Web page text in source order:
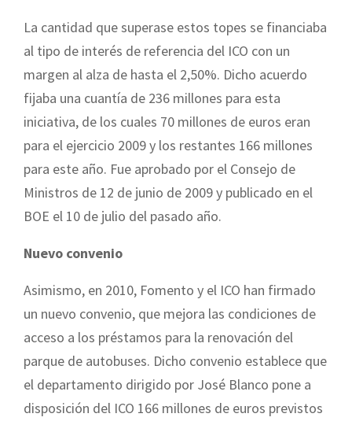
La cantidad que superase estos topes se financiaba
al tipo de interés de referencia del ICO con un
margen al alza de hasta el 2,50%. Dicho acuerdo
fijaba una cuantía de 236 millones para esta
iniciativa, de los cuales 70 millones de euros eran
para el ejercicio 2009 y los restantes 166 millones
para este año. Fue aprobado por el Consejo de
Ministros de 12 de junio de 2009 y publicado en el
BOE el 10 de julio del pasado año.
Nuevo convenio
Asimismo, en 2010, Fomento y el ICO han firmado
un nuevo convenio, que mejora las condiciones de
acceso a los préstamos para la renovación del
parque de autobuses. Dicho convenio establece que
el departamento dirigido por José Blanco pone a
disposición del ICO 166 millones de euros previstos